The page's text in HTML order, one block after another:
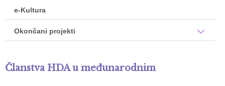
e-Kultura
Okončani projekti
Članstva HDA u međunarodnim